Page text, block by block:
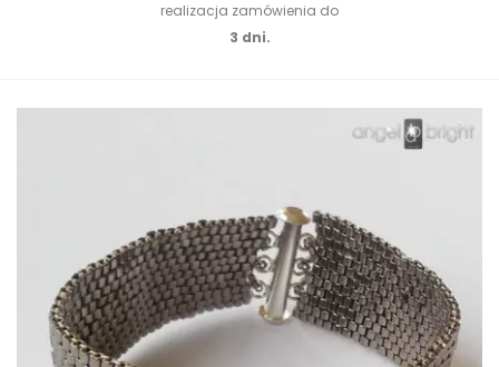
realizacja zamówienia do
3 dni.